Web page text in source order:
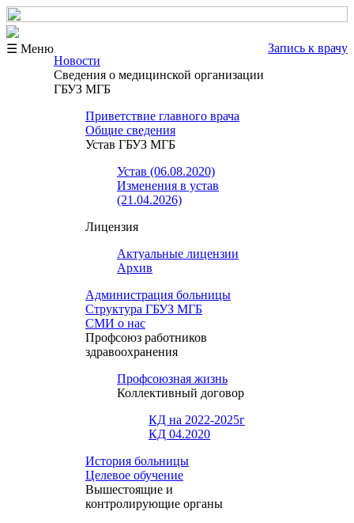
☰ Меню
Запись к врачу
Новости
Сведения о медицинской организации
ГБУЗ МГБ
Приветствие главного врача
Общие сведения
Устав ГБУЗ МГБ
Устав (06.08.2020)
Изменения в устав
(21.04.2026)
Лицензия
Актуальные лицензии
Архив
Администрация больницы
Структура ГБУЗ МГБ
СМИ о нас
Профсоюз работников
здравоохранения
Профсоюзная жизнь
Коллективный договор
КД на 2022-2025г
КД 04.2020
История больницы
Целевое обучение
Вышестоящие и
контролирующие органы